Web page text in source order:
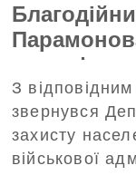
трансфер
З
звернувся
захисту
військової